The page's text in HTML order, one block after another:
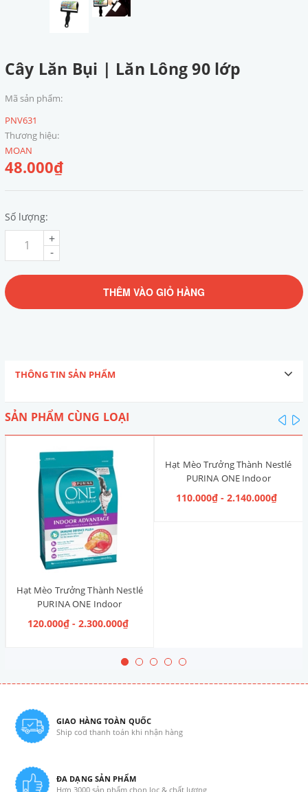
Cây Lăn Bụi | Lăn Lông 90 lớp
Mã sản phẩm:
PNV631
Thương hiệu:
MOAN
48.000₫
Số lượng:
-
+
THÊM VÀO GIỎ HÀNG
THÔNG TIN SẢN PHẨM
SẢN PHẨM CÙNG LOẠI
Hạt Mèo Trưởng Thành Nestlé
PURINA ONE Indoor
Advantage Salmon & Tuna [Vị
Cá Hồi & Cá Ngừ]
120.000₫ - 2.300.000₫
Hạt Mèo Trưởng Thành Nestlé
PURINA ONE Indoor
Advantage [Vị Gà]
110.000₫ - 2.140.000₫
GIAO HÀNG TOÀN QUỐC
Ship cod thanh toán khi nhận hàng
ĐA DẠNG SẢN PHẨM
Hơn 3000 sản phẩm chọn lọc & chất lượng